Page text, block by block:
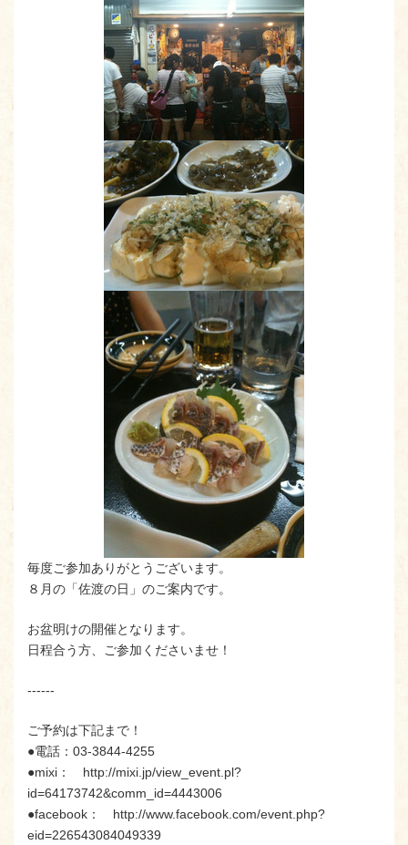
毎度ご参加ありがとうございます。
８月の「佐渡の日」のご案内です。
お盆明けの開催となります。
日程合う方、ご参加くださいませ！
------
ご予約は下記まで！
●電話：03-3844-4255
●mixi： http://mixi.jp/view_event.pl?
id=64173742&comm_id=4443006
●facebook： http://www.facebook.com/event.php?
eid=226543084049339